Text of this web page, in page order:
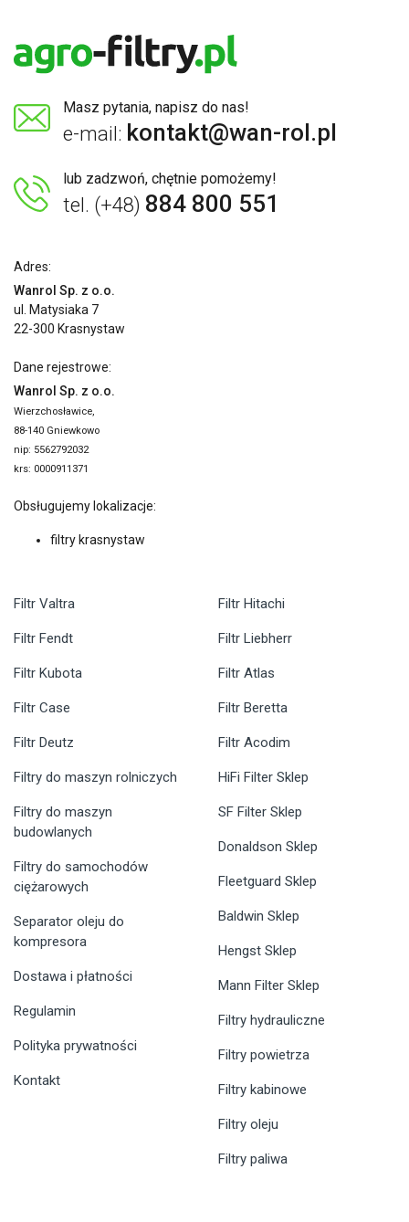
Masz pytania, napisz do nas!
e-mail: kontakt@wan-rol.pl
lub zadzwoń, chętnie pomożemy!
tel. (+48) 884 800 551
Adres:
Wanrol Sp. z o.o.
ul. Matysiaka 7
22-300 Krasnystaw
Dane rejestrowe:
Wanrol Sp. z o.o.
Wierzchosławice,
88-140 Gniewkowo
nip: 5562792032
krs: 0000911371
Obsługujemy lokalizacje:
filtry krasnystaw
Filtr Valtra
Filtr Fendt
Filtr Kubota
Filtr Case
Filtr Deutz
Filtr Hitachi
Filtr Liebherr
Filtr Atlas
Filtr Beretta
Filtr Acodim
Filtry do maszyn rolniczych
Filtry do maszyn
budowlanych
Filtry do samochodów
ciężarowych
Separator oleju do
kompresora
Dostawa i płatności
Regulamin
Polityka prywatności
Kontakt
HiFi Filter Sklep
SF Filter Sklep
Donaldson Sklep
Fleetguard Sklep
Baldwin Sklep
Hengst Sklep
Mann Filter Sklep
Filtry hydrauliczne
Filtry powietrza
Filtry kabinowe
Filtry oleju
Filtry paliwa